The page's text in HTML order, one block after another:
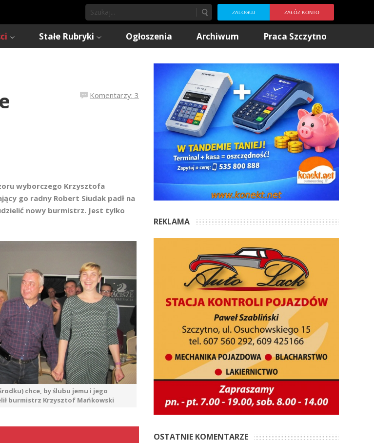
ZALOGUJ ZAŁÓŻ KONTO
Stałe Rubryki Ogłoszenia Archiwum Praca Szczytno
Komentarzy: 3
wyborczego Krzysztofa
go radny Robert Siudak padł na
nowy burmistrz. Jest tylko
chce, by ślubu jemu i jego
burmistrz Krzysztof Mańkowski
REKLAMA
OSTATNIE KOMENTARZE